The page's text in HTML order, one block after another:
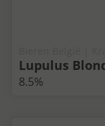
Lupulus
8.5%